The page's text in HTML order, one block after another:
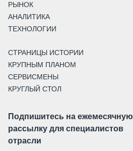
РЫНОК
АНАЛИТИКА
ТЕХНОЛОГИИ
СТРАНИЦЫ ИСТОРИИ
КРУПНЫМ ПЛАНОМ
СЕРВИСМЕНЫ
КРУГЛЫЙ СТОЛ
Подпишитесь на ежемесячную
рассылку для специалистов
отрасли